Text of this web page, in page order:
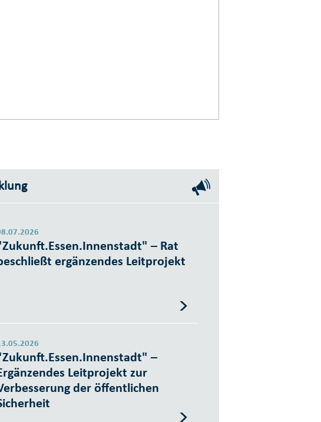
– Rat
ergänzendes Leitprojekt
–
Leitprojekt zur
der öffentlichen